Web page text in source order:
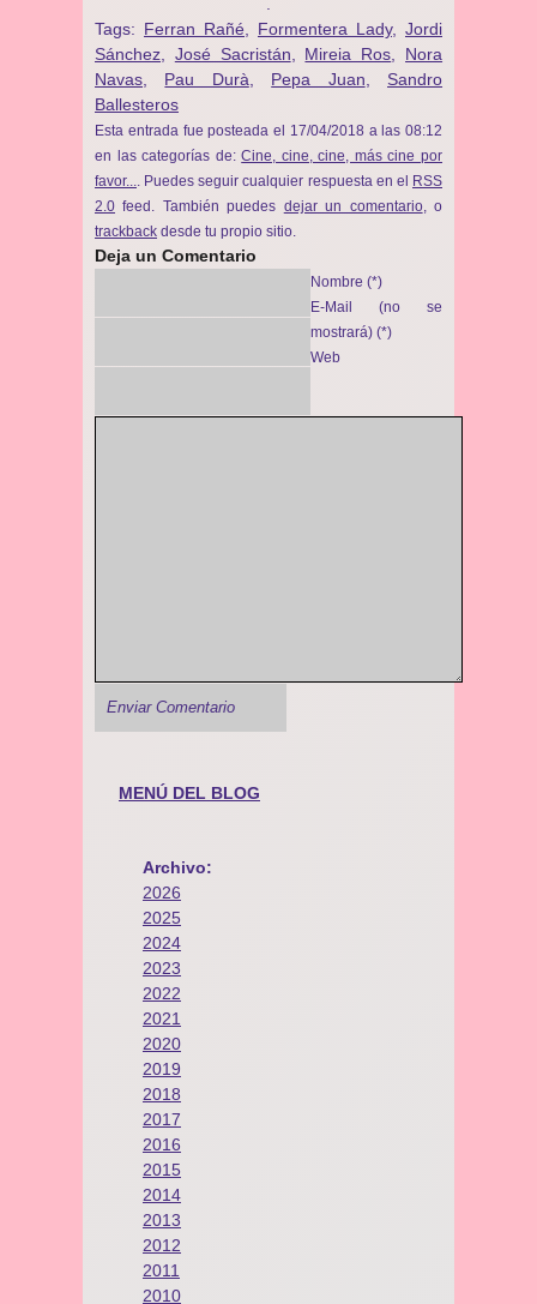
Tags: Ferran Rañé Formentera Lady, Jordi
Sánchez
José Sacristán Mireia Ros
Nora
Navas
Pau Durà Pepa Juan
Sandro
Ballesteros
Esta entrada fue posteada el 17/04/2018 a las 08:12
en las categorías de:Cine, cine, cine, más cine por
favor...
. Puedes seguir cualquier respuesta en el RSS
2.0 feed. También puedes dejar un comentario, o
trackback desde tu propio sitio.
Deja un Comentario
Nombre (*)
E-Mail (no se
mostrará) (*)
Web
MENÚ DEL BLOG
Archivo:
2026
2025
2024
2023
2022
2021
2020
2019
2018
2017
2016
2015
2014
2013
2012
2011
2010